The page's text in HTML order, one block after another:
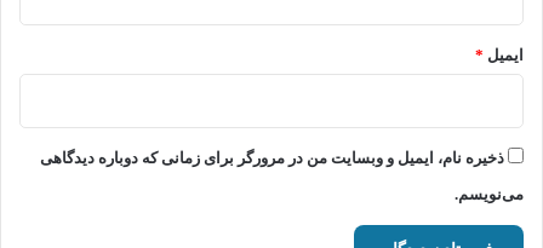
ایمیل *
ذخیره نام، ایمیل و وبسایت من در مرورگر برای زمانی که دوباره دیدگاهی
می‌نویسم.